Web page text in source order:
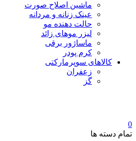
ماشین اصلاح صورت
عینک زنانه و مردانه
حالت دهنده مو
لیزر موهای زائد
ماساژور برقی
کرم پودر
کالاهای سوپرمارکتی
زعفران
گز
0
تمام دسته ها